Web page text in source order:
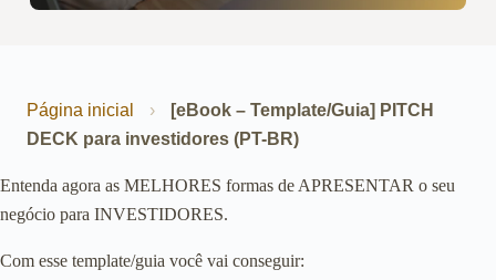
Página inicial ›
[eBook – Template/Guia] PITCH
DECK para investidores (PT-BR)
Entenda agora as MELHORES formas de APRESENTAR o seu
negócio para INVESTIDORES.
Com esse template/guia você vai conseguir: